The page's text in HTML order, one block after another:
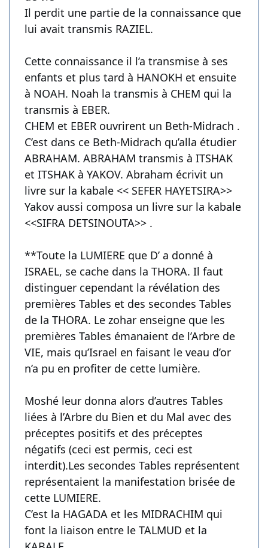
Il perdit une partie de la connaissance que
lui avait transmis RAZIEL.
Cette connaissance il l’a transmise à ses
enfants et plus tard à HANOKH et ensuite
à NOAH. Noah la transmis à CHEM qui la
transmis à EBER.
CHEM et EBER ouvrirent un Beth-Midrach .
C’est dans ce Beth-Midrach qu’alla étudier
ABRAHAM. ABRAHAM transmis à ITSHAK
et ITSHAK à YAKOV. Abraham écrivit un
livre sur la kabale << SEFER HAYETSIRA>>
Yakov aussi composa un livre sur la kabale
<<SIFRA DETSINOUTA>> .
**Toute la LUMIERE que D’ a donné à
ISRAEL, se cache dans la THORA. Il faut
distinguer cependant la révélation des
premières Tables et des secondes Tables
de la THORA. Le zohar enseigne que les
premières Tables émanaient de l’Arbre de
VIE, mais qu’Israel en faisant le veau d’or
n’a pu en profiter de cette lumière.
Moshé leur donna alors d’autres Tables
liées à l’Arbre du Bien et du Mal avec des
préceptes positifs et des préceptes
négatifs (ceci est permis, ceci est
interdit).Les secondes Tables représentent
représentaient la manifestation brisée de
cette LUMIERE.
C’est la HAGADA et les MIDRACHIM qui
font la liaison entre le TALMUD et la